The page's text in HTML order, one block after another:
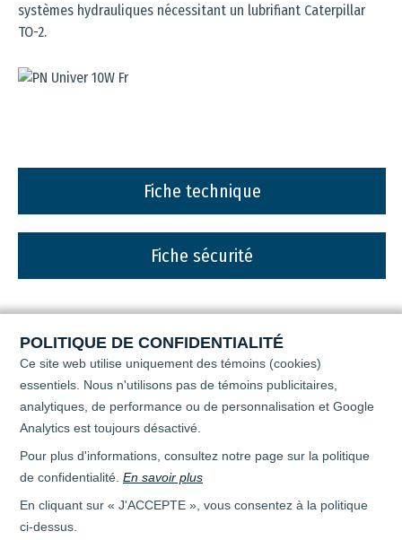
systèmes hydrauliques nécessitant un lubrifiant Caterpillar
TO-2.
Fiche technique
Fiche sécurité
Tous droits réservés © 2026 - April Super Flo -
POLITIQUE DE CONFIDENTIALITÉ
Ce site web utilise uniquement des témoins (cookies)
essentiels. Nous n'utilisons pas de témoins publicitaires,
analytiques, de performance ou de personnalisation et Google
Analytics est toujours désactivé.
Pour plus d'informations, consultez notre page sur la politique
de confidentialité. En savoir plus
En cliquant sur « J'ACCEPTE », vous consentez à la politique
ci-dessus.